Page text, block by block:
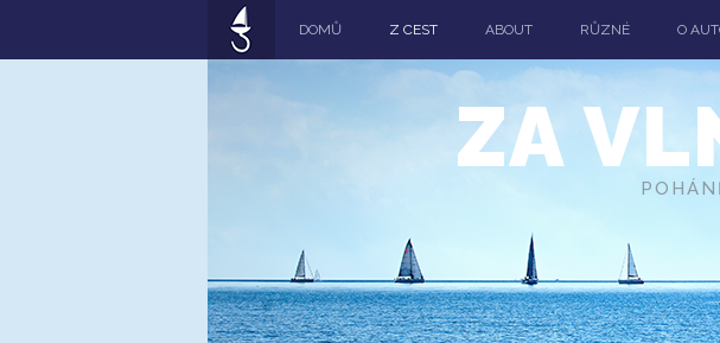
DOMŮ Z CEST ABOUT RŮZNÉ O
ZA